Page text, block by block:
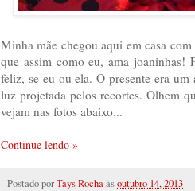
Minha mãe chegou aqui em casa
que assim como eu, ama joaninhas!
feliz, se eu ou ela. O presente era
luz projetada pelos recortes. Olhem
vejam nas fotos abaixo...
Continue lendo »
Postado porTays Rochaàsoutubro 14, 2013